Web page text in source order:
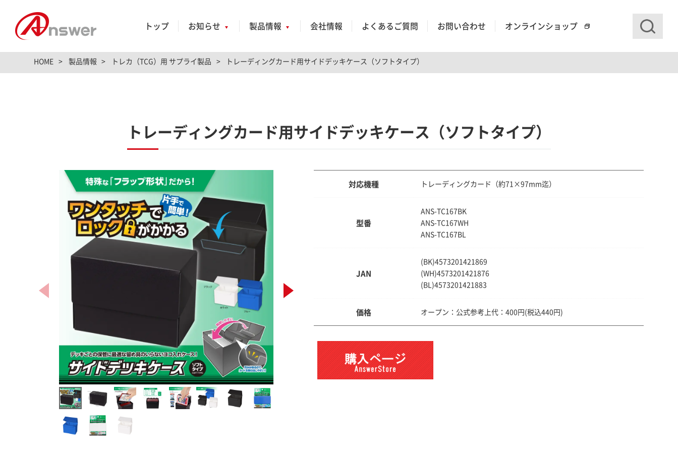
トップ お知らせ 製品情報 会社情報 よくあるご質問 お問い合わせ オンラインショップ
HOME 製品情報 トレカ（TCG）用 サプライ製品 トレーディングカード用サイドデッキケース（ソフトタイプ）
トレーディングカード用サイドデッキケース（ソフトタイプ）
対応機種 トレーディングカード（約71×97mm迄）
型番
ANS-TC167BK
ANS-TC167WH
ANS-TC167BL
JAN
(BK)4573201421869
(WH)4573201421876
(BL)4573201421883
価格 オープン：公式参考上代：400円(税込440円)